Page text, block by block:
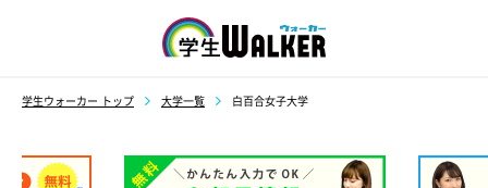
学生ウォーカー トップ 大学一覧 白百合女子大学